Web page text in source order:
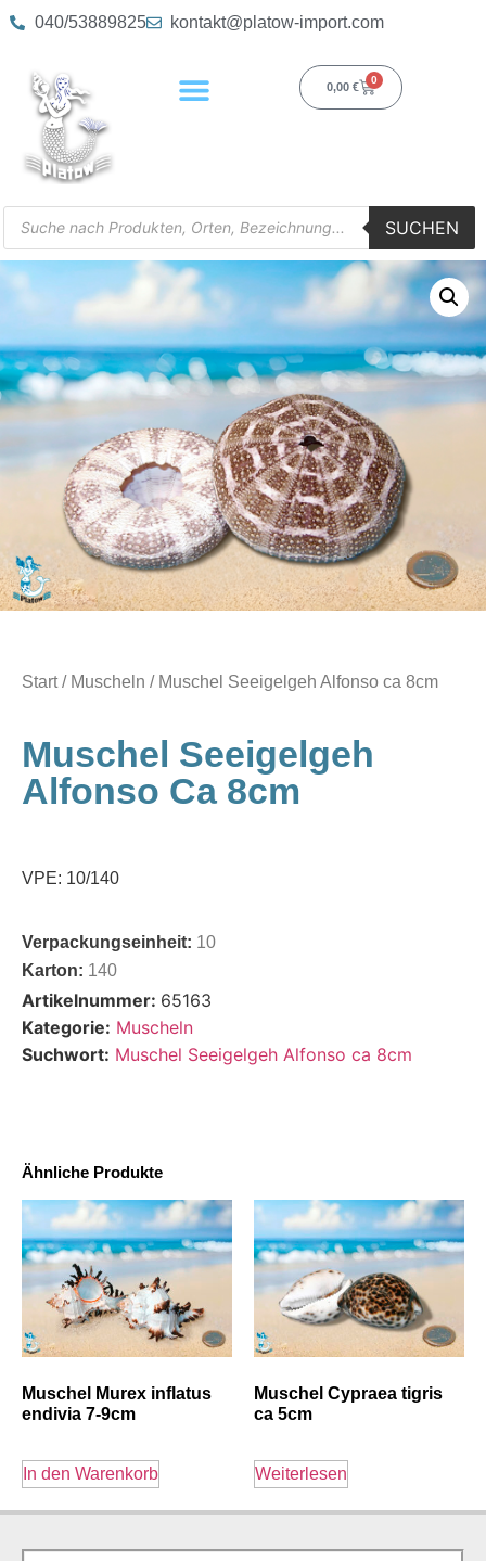
040/53889825 kontakt@platow-import.com
0,00 €
0
SUCHEN
Start/ Muscheln / Muschel Seeigelgeh Alfonso ca 8cm
Muschel Seeigelgeh
Alfonso Ca 8cm
VPE: 10/140
Verpackungseinheit: 10
Karton: 140
Artikelnummer: 65163
Kategorie: Muscheln
Suchwort: Muschel Seeigelgeh Alfonso ca 8cm
Ähnliche Produkte
Muschel Murex inflatus
endivia 7-9cm
In den Warenkorb
Muschel Cypraea tigris
ca 5cm
Weiterlesen